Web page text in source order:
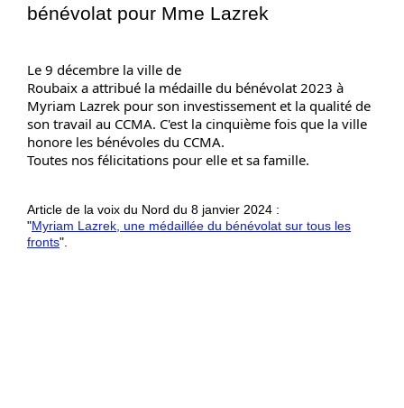
bénévolat pour Mme Lazrek
Le 9 décembre la ville de
Roubaix a attribué la médaille du bénévolat 2023 à
Myriam Lazrek pour son investissement et la qualité de
son travail au CCMA. C'est la cinquième fois que la ville
honore les bénévoles du CCMA.
Toutes nos félicitations pour elle et sa famille.
Article de la voix du Nord du 8 janvier 2024 :
"Myriam Lazrek, une médaillée du bénévolat sur tous les
fronts".